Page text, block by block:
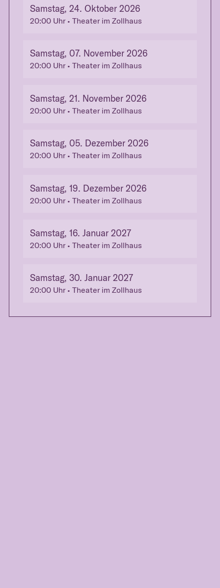
Samstag, 24. Oktober 2026
20:00Uhr• Theater im Zollhaus
Samstag, 07. November 2026
20:00Uhr• Theater im Zollhaus
Samstag, 21. November 2026
20:00Uhr• Theater im Zollhaus
Samstag, 05. Dezember 2026
20:00Uhr• Theater im Zollhaus
Samstag, 19. Dezember 2026
20:00Uhr• Theater im Zollhaus
Samstag, 16. Januar 2027
20:00Uhr• Theater im Zollhaus
Samstag, 30. Januar 2027
20:00Uhr• Theater im Zollhaus